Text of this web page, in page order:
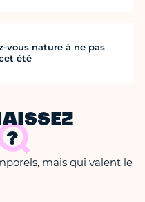
vous nature à ne pas
été
?
mais qui valent le